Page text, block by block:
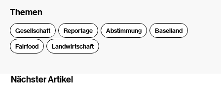
Themen
Gesellschaft Reportage Abstimmung
Baselland
Fairfood
Landwirtschaft
Nächster Artikel